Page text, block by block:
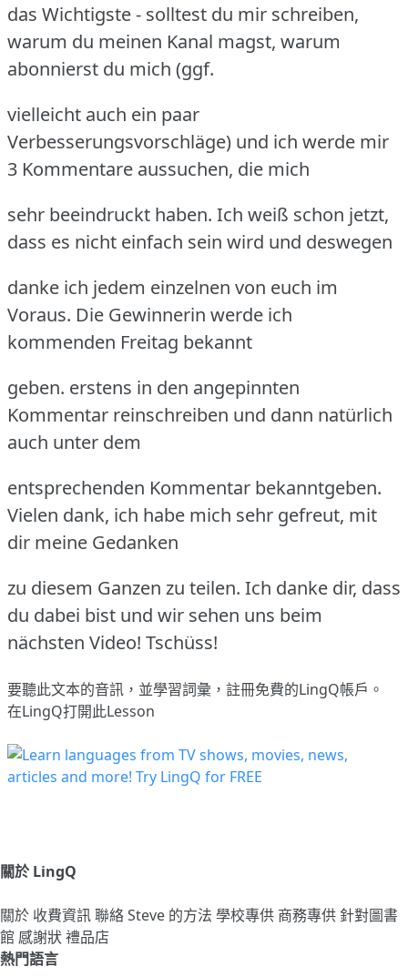
das Wichtigste - solltest du mir schreiben,
warum du meinen Kanal magst, warum
abonnierst du mich (ggf.
vielleicht auch ein paar
Verbesserungsvorschläge) und ich werde mir
3 Kommentare aussuchen, die mich
sehr beeindruckt haben. Ich weiß schon jetzt,
dass es nicht einfach sein wird und deswegen
danke ich jedem einzelnen von euch im
Voraus. Die Gewinnerin werde ich
kommenden Freitag bekannt
geben. erstens in den angepinnten
Kommentar reinschreiben und dann natürlich
auch unter dem
entsprechenden Kommentar bekanntgeben.
Vielen dank, ich habe mich sehr gefreut, mit
dir meine Gedanken
zu diesem Ganzen zu teilen. Ich danke dir, dass
du dabei bist und wir sehen uns beim
nächsten Video! Tschüss!
要聽此文本的音訊，並學習詞彙， 註冊免費的LingQ帳戶。
在LingQ打開此Lesson
關於 LingQ
關於 收費資訊聯絡Steve 的方法 學校專供 商務專供 針對圖書
館 感謝狀禮品店
熱門語言